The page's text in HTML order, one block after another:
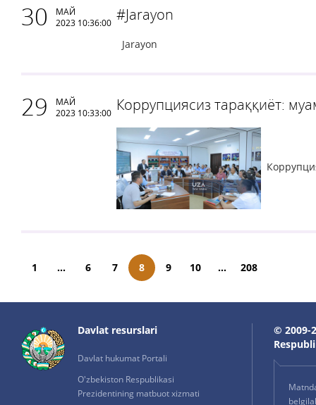
30
МАЙ
2023 10:36:00 #Jarayon
Jarayon
29
МАЙ
2023 10:33:00 Коррупциясиз тараққиёт:
1 ... 6 7 8 9 10 ... 208
Davlat resurslari
Davlat hukumat Portali
O'zbekiston Respublikasi
Prezidentining matbuot xizmati
© 2009-